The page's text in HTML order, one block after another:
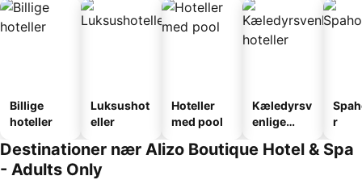
Billige
hoteller
Luksushot
eller
Hoteller
med pool
Kæledyrsv
enlige
r
Destinationer nær Alizo Boutique Hotel & Spa
- Adults Only